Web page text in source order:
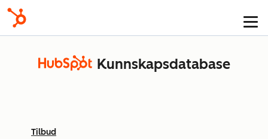
Kunnskapsdatabase
Tilbud